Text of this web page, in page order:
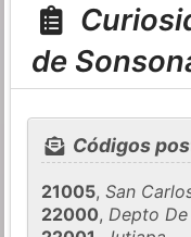
de
Códigos
21005,San
22000,Depto